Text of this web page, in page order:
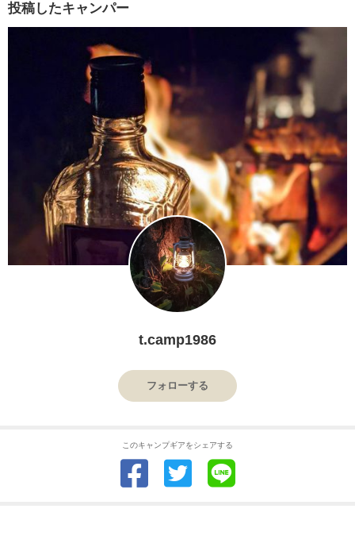
投稿したキャンパー
t.camp1986
フォローする
このキャンプギアをシェアする